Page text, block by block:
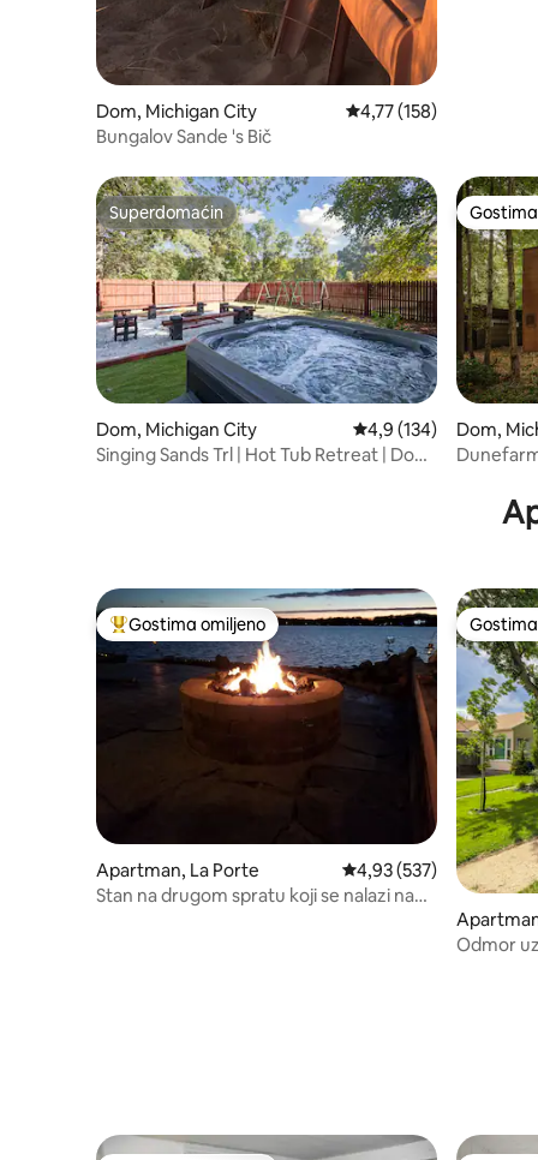
Dom, Michigan City Prosečna ocena 4,77 od
4,77 (158)
Bungalov Sande 's Bič
Superdomaćin
Superdomaćin
Dom, Michigan City Prosečna ocena 4,9 od
4,9 (134)
Singing Sands Trl | Hot Tub Retreat | Dogs
Dom,
Najuspešniji među gostima omiljenim
Gostima omiljeno
Apartman, La Porte Prosečna ocena 4,93
4,93 (537)
Stan na drugom spratu koji se nalazi na
Odmor